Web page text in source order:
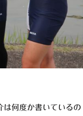
は何度か書いているの